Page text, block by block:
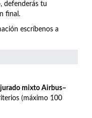
defenderás tu
final.
escríbenos a
jurado mixto Airbus–
(máximo 100